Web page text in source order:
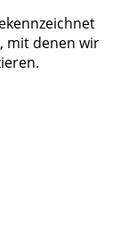
mit denen wir